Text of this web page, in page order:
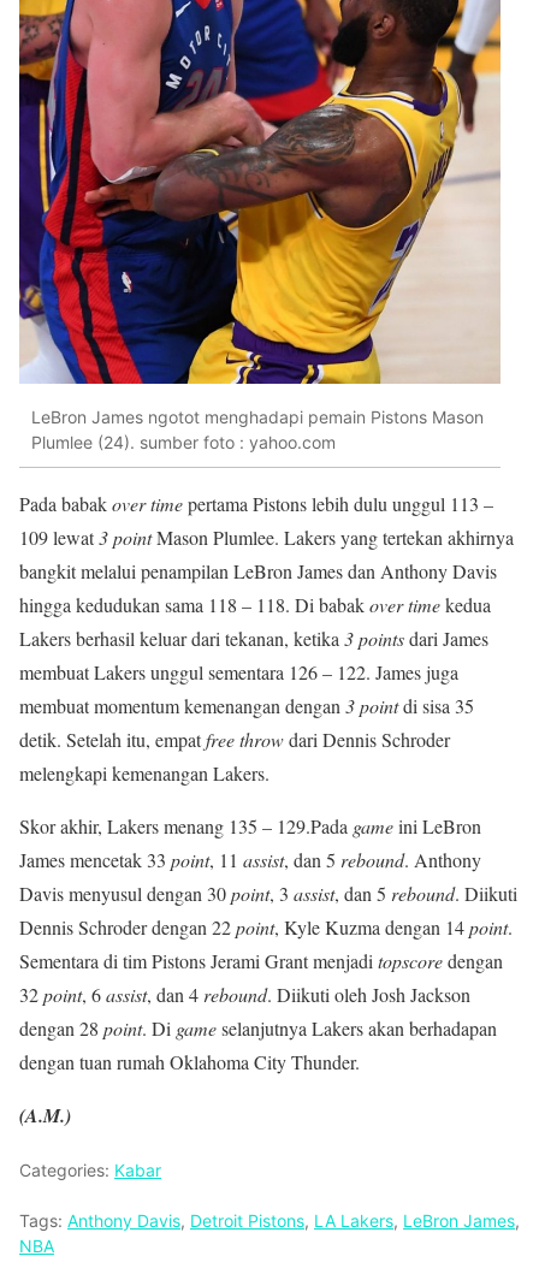
LeBron James ngotot menghadapi pemain Pistons Mason
Plumlee (24). sumber foto : yahoo.com
Pada babakover timepertama Pistons lebih dulu unggul 113 –
109 lewat3 pointMason Plumlee. Lakers yang tertekan akhirnya
bangkit melalui penampilan LeBron James dan Anthony Davis
hingga kedudukan sama 118 – 118. Di babakover timekedua
Lakers berhasil keluar dari tekanan, ketika3 pointsdari James
membuat Lakers unggul sementara 126 – 122. James juga
membuat momentum kemenangan dengan3 pointdi sisa 35
detik. Setelah itu, empatfree throwdari Dennis Schroder
melengkapi kemenangan Lakers.
Skor akhir, Lakers menang 135 – 129.Pada gameini LeBron
James mencetak 33 point, 11 assist, dan 5 rebound. Anthony
Davis menyusul dengan 30point, 3 assist, dan 5 rebound. Diikuti
Dennis Schroder dengan 22point, Kyle Kuzma dengan 14point.
Sementara di tim Pistons Jerami Grant menjaditopscoredengan
32point, 6assist, dan 4rebound. Diikuti oleh Josh Jackson
dengan 28 point. Di gameselanjutnya Lakers akan berhadapan
dengan tuan rumah Oklahoma City Thunder.
(A.M.)
Categories: Kabar
Tags: Anthony Davis, Detroit Pistons, LA Lakers, LeBron James,
NBA